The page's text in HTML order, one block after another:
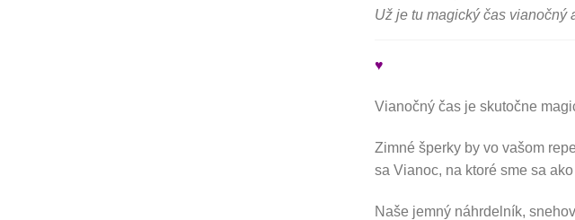
Už je tu magický čas vianočný
♥
Vianočný čas je skutočne
Zimné šperky by vo vašom
sa Vianoc, na ktoré sme sa
Naše jemný náhrdelník,